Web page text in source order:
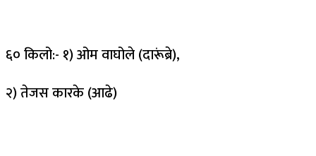
६० किलो:- १) ओम वाघोले (दारूंब्रे),
२) तेजस कारके (आढे)